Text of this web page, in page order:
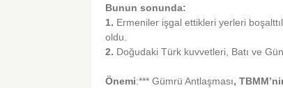
Bunun sonunda:
1. Ermeniler işgal ettikleri yerleri
oldu.
2. Doğudaki Türk kuvvetleri, Batı ve
Önemi:*** Gümrü Antlaşması,